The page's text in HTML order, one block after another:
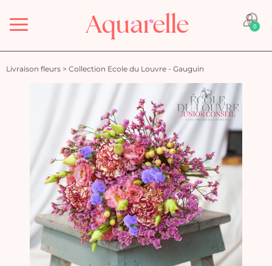
Menu 0
Livraison fleurs > Collection Ecole du Louvre - Gauguin